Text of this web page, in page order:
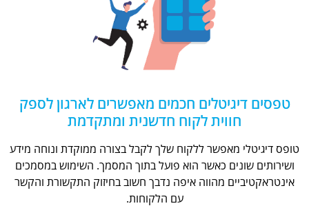
טפסים דיגיטלים חכמים מאפשרים לארגון לספק
חווית לקוח חדשנית ומתקדמת
טופס דיגיטלי מאפשר ללקוח שלך לקבל בצורה ממוקדת ונוחה מידע
ושירותים שונים כאשר הוא פועל בתוך המסמך. השימוש במסמכים
אינטראקטיביים מהווה איפה נדבך חשוב בחיזוק התקשורת והקשר
עם הלקוחות.